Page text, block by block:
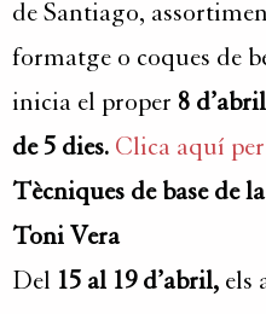
de Santiago,
formatge o coques de
inicia el proper 8
de 5 dies. Clica aquí
Tècniques de base de
Toni Vera
Del 15 al 19 d’abril, els